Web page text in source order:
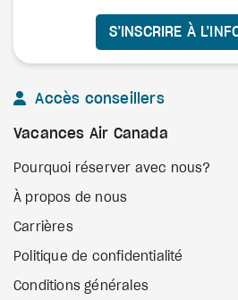
S’INSCRIRE À
Accès conseillers
Vacances Air Canada
Pourquoi réserver avec nous?
À propos de nous
Carrières
Politique de confidentialité
Conditions générales